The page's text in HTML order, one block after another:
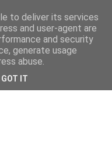
to deliver its services
and user-agent are
and security
generate usage
abuse.
GOT IT